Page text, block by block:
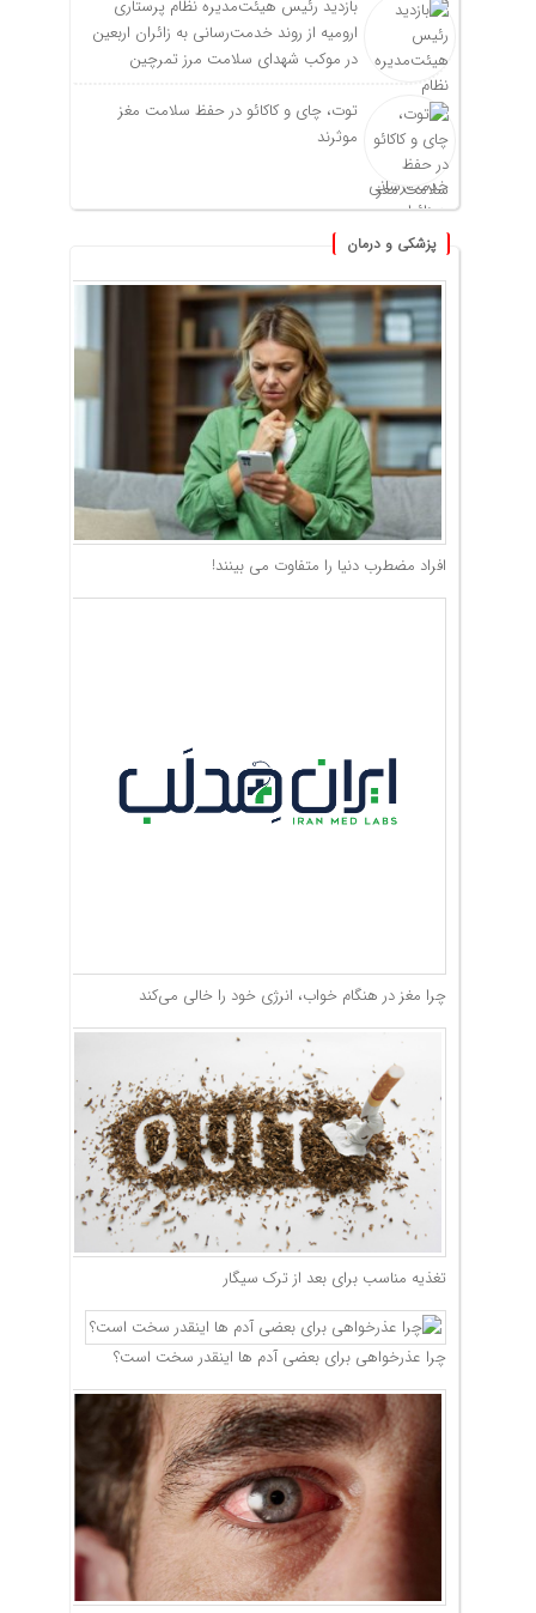
بازدید رئیس هیئت‌مدیره نظام پرستاری
ارومیه از روند خدمت‌رسانی به زائران اربعین
در موکب شهدای سلامت مرز تمرچین
توت، چای و کاکائو در حفظ سلامت مغز
موثرند
پزشکی و درمان
افراد مضطرب دنیا را متفاوت می بینند!
چرا مغز در هنگام خواب، انرژی خود را خالی می‌کند
تغذیه مناسب برای بعد از ترک سیگار
چرا عذرخواهی برای بعضی آدم ها اینقدر سخت است؟